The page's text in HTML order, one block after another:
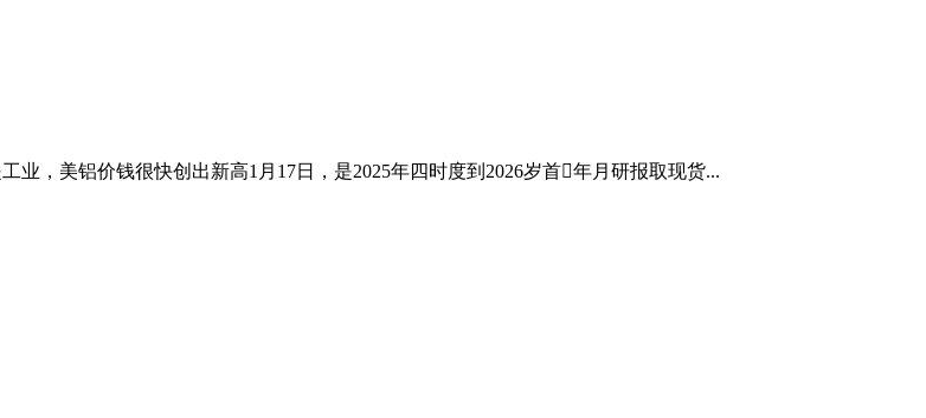
，美铝价钱很快创出新高1月17日，是2025年四时度到2026岁首年月研报取现货...